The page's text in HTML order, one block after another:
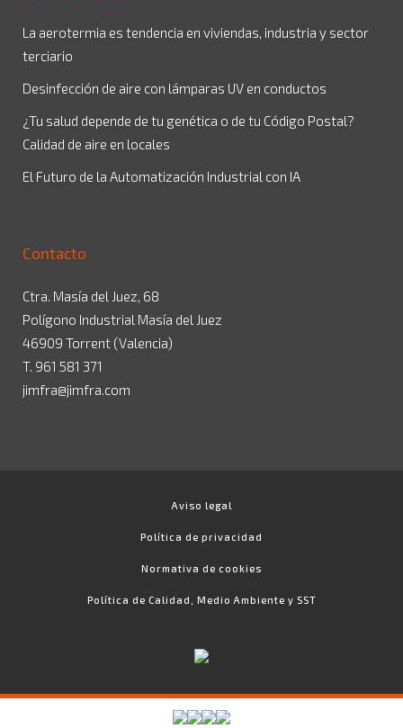
La aerotermia es tendencia en viviendas, industria y sector
terciario
Desinfección de aire con lámparas UV en conductos
¿Tu salud depende de tu genética o de tu Código Postal?
Calidad de aire en locales
El Futuro de la Automatización Industrial con IA
Contacto
Ctra. Masía del Juez, 68
Polígono Industrial Masía del Juez
46909 Torrent (Valencia)
T. 961 581 371
jimfra@jimfra.com
Aviso legal
Política de privacidad
Normativa de cookies
Política de Calidad, Medio Ambiente y SST